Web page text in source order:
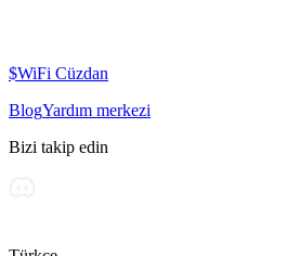
$WiFi Cüzdan
BlogYardım merkezi
Bizi takip edin